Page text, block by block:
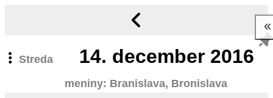
Streda 14. december 2016
meniny: Branislava, Bronislava